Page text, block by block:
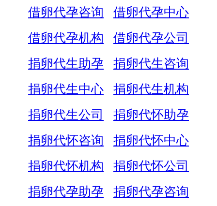
借卵代孕咨询
借卵代孕中心
借卵代孕机构
借卵代孕公司
捐卵代生助孕
捐卵代生咨询
捐卵代生中心
捐卵代生机构
捐卵代生公司
捐卵代怀助孕
捐卵代怀咨询
捐卵代怀中心
捐卵代怀机构
捐卵代怀公司
捐卵代孕助孕
捐卵代孕咨询